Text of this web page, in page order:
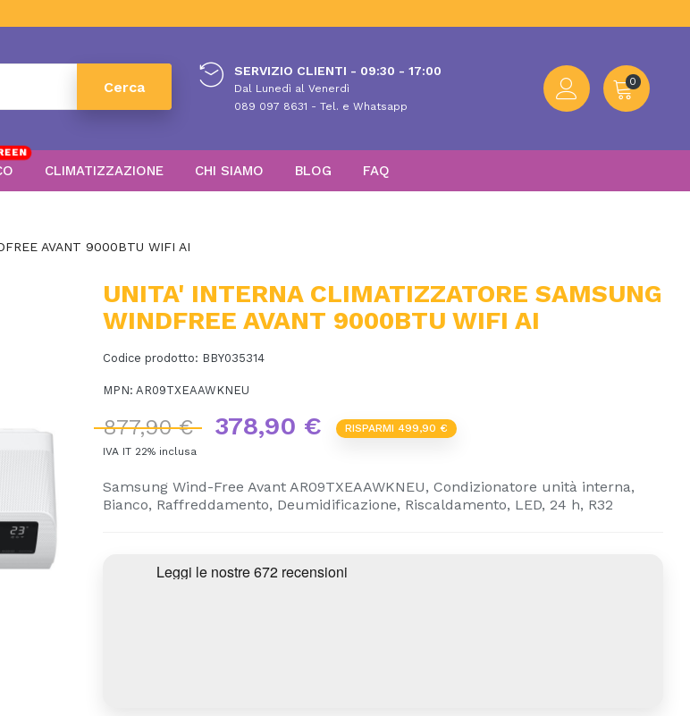
Cerca
SERVIZIO CLIENTI - 09:30 - 17:00
Dal Lunedì al Venerdì
089 097 8631 - Tel. e Whatsapp
0
CLIMATIZZAZIONE CHI SIAMO BLOG FAQ
AVANT 9000BTU WIFI AI
UNITA' INTERNA CLIMATIZZATORE SAMSUNG
WINDFREE AVANT 9000BTU WIFI AI
Codice prodotto: BBY035314
MPN: AR09TXEAAWKNEU
877,90 € 378,90 €
RISPARMI 499,90 €
IVA IT 22% inclusa
Samsung Wind-Free Avant AR09TXEAAWKNEU, Condizionatore unità interna,
Bianco, Raffreddamento, Deumidificazione, Riscaldamento, LED, 24 h, R32